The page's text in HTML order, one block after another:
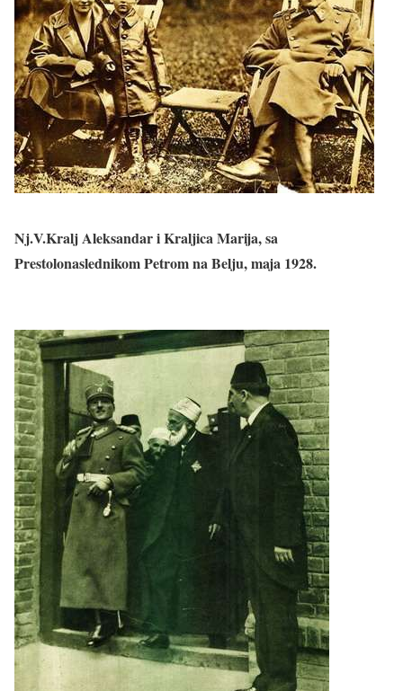
Nj.V.Kralj Aleksandar i Kraljica Marija, sa
Prestolonaslednikom Petrom na Belju, maja 1928.